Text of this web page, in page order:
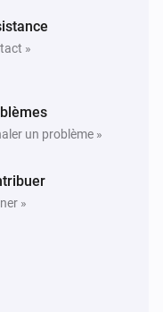
»
un problème »
»